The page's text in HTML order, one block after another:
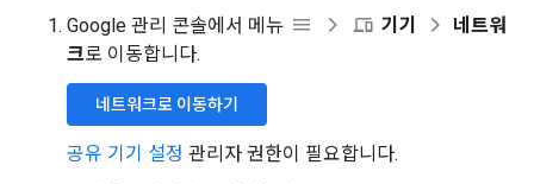
Google 관리 콘솔에서 메뉴 기기
네트워
크로 이동합니다.
네트워크로 이동하기
공유 기기 설정 관리자 권한이 필요합니다.